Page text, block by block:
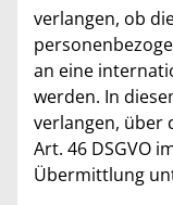
verlangen, ob
an eine
werden. In
verlangen, über
Art. 46 DSGVO
Übermittlung